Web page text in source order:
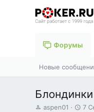
Форумы
Новые
А
aspen01
Д
7